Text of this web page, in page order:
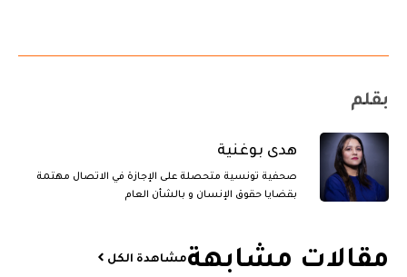
بقلم
هدى بوغنية
صحفية تونسية متحصلة على الإجازة في الاتصال مهتمة
بقضايا حقوق الإنسان و بالشأن العام
مقالات مشابهة​مشاهدة الكل